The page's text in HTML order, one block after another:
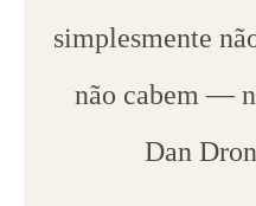
simplesmente
não cabem —
Dan